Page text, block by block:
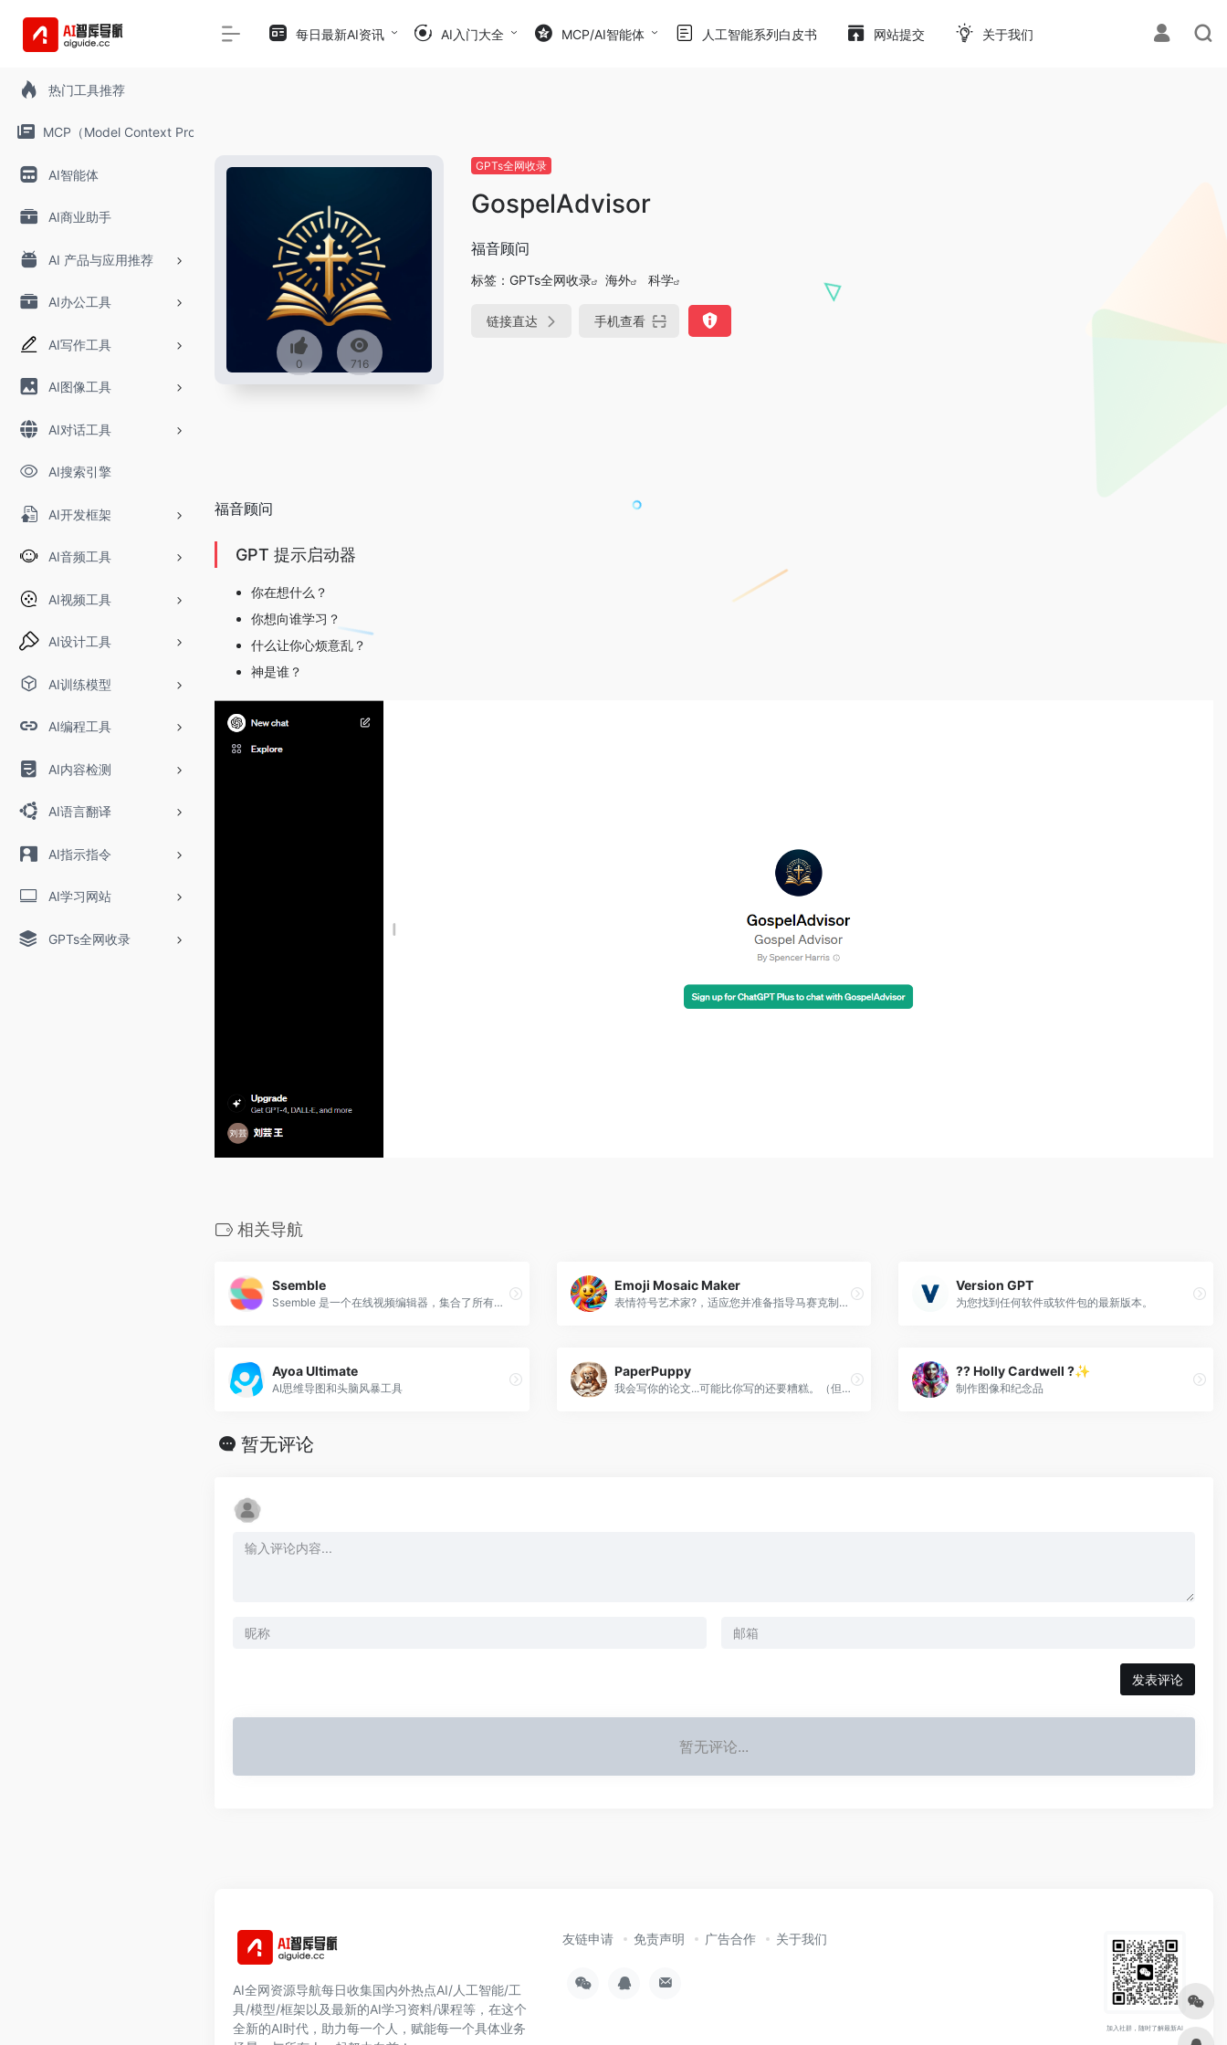
热门工具推荐
MCP（Model Context Protocol）
AI智能体
AI商业助手
AI 产品与应用推荐
AI办公工具
AI写作工具
AI图像工具
AI对话工具
AI搜索引擎
AI开发框架
AI音频工具
AI视频工具
AI设计工具
AI训练模型
AI编程工具
AI内容检测
AI语言翻译
AI指示指令
AI学习网站
GPTs全网收录
每日最新AI资讯 AI入门大全 MCP/AI智能体 人工智能系列白皮书 网站提交 关于我们
0 716
GPTs全网收录
GospelAdvisor
福音顾问
标签： GPTs全网收录 海外 科学
链接直达 手机查看
福音顾问
GPT 提示启动器
你在想什么？
你想向谁学习？
什么让你心烦意乱？
神是谁？
相关导航
Ssemble
Ssemble 是一个在线视频编辑器，集合了所有制作视频所需的 AI 工具和资源。
Emoji Mosaic Maker
表情符号艺术家?，适应您并准备指导马赛克制作等！
Version GPT
为您找到任何软件或软件包的最新版本。
Ayoa Ultimate
AI思维导图和头脑风暴工具
PaperPuppy
我会写你的论文...可能比你写的还要糟糕。（但是更快！）
?? Holly Cardwell ?✨
制作图像和纪念品
暂无评论
发表评论
暂无评论...
AI全网资源导航每日收集国内外热点AI/人工智能/工
具/模型/框架以及最新的AI学习资料/课程等，在这个
全新的AI时代，助力每一个人，赋能每一个具体业务
友链申请 免责声明 广告合作 关于我们
加入社群，随时了解最新AI